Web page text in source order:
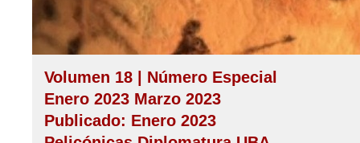
Volumen 18 | Número Especial
Enero 2023 Marzo 2023
Publicado: Enero 2023